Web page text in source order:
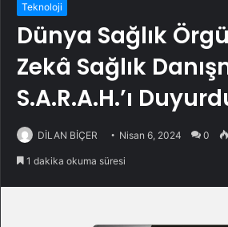
Teknoloji
Dünya Sağlık
Zekâ Sağlık
S.A.R.A.H.’ı
DİLAN BİÇER Nisan 6, 2024 0
1 dakika okuma süresi